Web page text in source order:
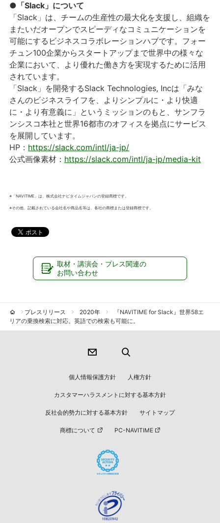
●「Slack」について
「Slack」は、チームの生産性の最大化を支援し、組織を
またいだオープンでスピーディなコミュニケーションを
可能にするビジネスコラボレーションハブです。フォー
チュン100企業からスタートアップまで世界中の様々な
企業において、より優れた働き方を実現するために活用
されています。
「Slack」を開発するSlack Technologies, Incは「みな
さんのビジネスライフを、よりシンプルに・より快適
に・より有意義に」というミッションのもと、サンフラ
ンシスコ本社と世界16都市のオフィスを拠点にサービス
を展開しています。
HP： https://slack.com/intl/ja-jp/
公式画像素材： https://slack.com/intl/ja-jp/media-kit
※「NAVITIME」は、株式会社ナビタイムジャパンの登録商標です。
※その他、記載されている会社名や商品名等は、各社の商標または登録商標です。
取材・講演会・プレス関連の
お問い合わせ
プレスリリース 2020年
『NAVITIME for Slack』世界58エ
リアの乗換検索に対応。英語での検索も可能に。
個人情報保護方針 人権方針
カスタマーハラスメントに対する基本方針
反社会的勢力に対する基本方針 サイトマップ
商標について PC-NAVITIME